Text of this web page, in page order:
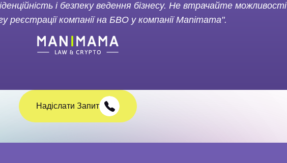
і безпеку ведення бізнесу. Не втрачайте можливості
реєстрації компанії на БВО у компанії Manimama".
Надіслати Запит